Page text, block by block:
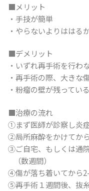
■メリット
・手技が簡単
・やらないよりははる
■デメリット
・いずれ再手術を行わ
・再手術の際、大きな
・粉瘤の壁が残ってい
■治療の流れ
①まず医師が診察し炎
②局所麻酔をかけてか
③ご自宅、もしくは通
（数週間）
④傷が落ち着いてから
⑤再手術１週間後、抜